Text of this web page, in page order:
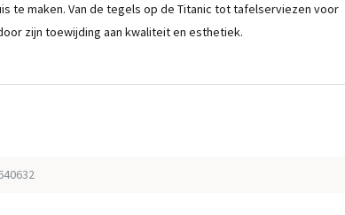
te maken. Van de tegels op de Titanic tot tafelserviezen voor
zijn toewijding aan kwaliteit en esthetiek.